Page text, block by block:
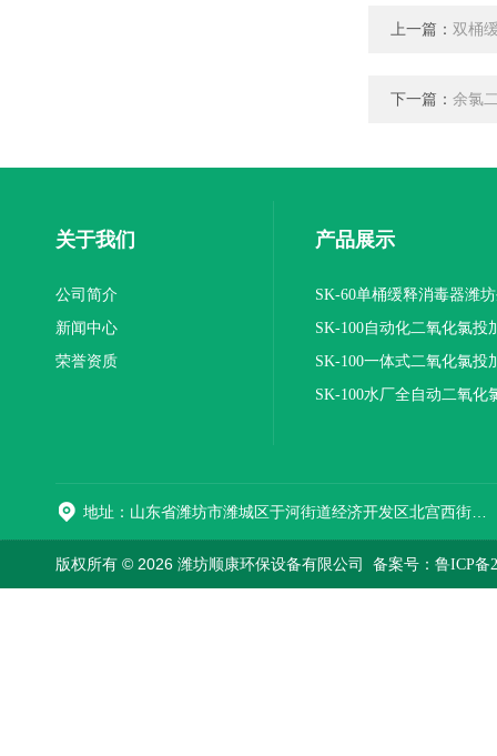
上一篇： 双桶
下一篇： 余氯
关于我们
公司简介
新闻中心
荣誉资质
产品展示
SK-60单桶缓释消毒器潍
SK-100自动化二氧化氯投
装置
SK-100一体式二氧化氯投
报价
SK-100水厂全自动二氧化
版权所有 © 2026 潍坊顺康环保设备有限公司 备案号：鲁ICP备